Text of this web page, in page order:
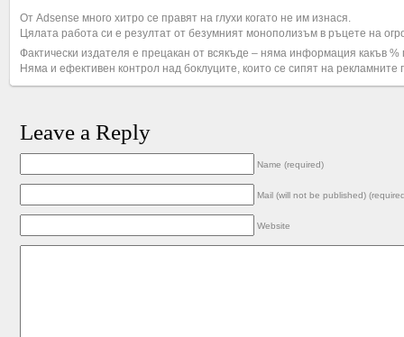
От Adsense много хитро се правят на глухи когато не им изнася.
Цялата работа си е резултат от безумният монополизъм в ръцете на
Фактически издателя е прецакан от всякъде – няма информация какъв %
Няма и ефективен контрол над боклуците, които се сипят на рекламните
Leave a Reply
Name (required)
Mail (will not be published)
Website